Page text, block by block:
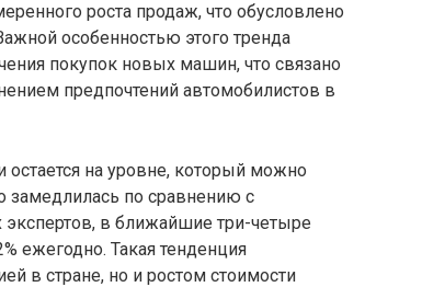
роста продаж, что обусловлено
особенностью этого тренда
покупок новых машин, что связано
предпочтений автомобилистов в
на уровне, который можно
замедлилась по сравнению с
в ближайшие три-четыре
ежегодно. Такая тенденция
в стране, но и ростом стоимости